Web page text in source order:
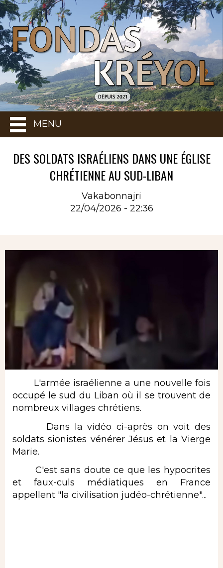
MENU
DES SOLDATS ISRAÉLIENS DANS UNE ÉGLISE
CHRÉTIENNE AU SUD-LIBAN
Vakabonnajri
22/04/2026 - 22:36
L'armée israélienne a une nouvelle fois
occupé le sud du Liban où il se trouvent de
nombreux villages chrétiens.
Dans la vidéo ci-après on voit des
soldats sionistes vénérer Jésus et la Vierge
Marie.
C'est sans doute ce que les hypocrites
et faux-culs médiatiques en France
appellent "la civilisation judéo-chrétienne"...